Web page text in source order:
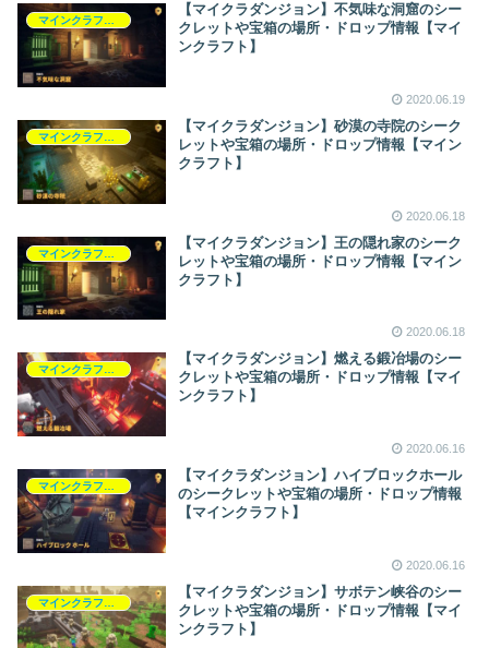
【マイクラダンジョン】不気味な洞窟のシー
クレットや宝箱の場所・ドロップ情報【マイ
ンクラフト】
2020.06.19
【マイクラダンジョン】砂漠の寺院のシーク
レットや宝箱の場所・ドロップ情報【マイン
クラフト】
2020.06.18
【マイクラダンジョン】王の隠れ家のシーク
レットや宝箱の場所・ドロップ情報【マイン
クラフト】
2020.06.18
マインクラフトダンジョンズ
【マイクラダンジョン】燃える鍛冶場のシー
クレットや宝箱の場所・ドロップ情報【マイ
ンクラフト】
2020.06.16
【マイクラダンジョン】ハイブロックホール
のシークレットや宝箱の場所・ドロップ情報
【マインクラフト】
2020.06.16
【マイクラダンジョン】サボテン峡谷のシー
クレットや宝箱の場所・ドロップ情報【マイ
ンクラフト】